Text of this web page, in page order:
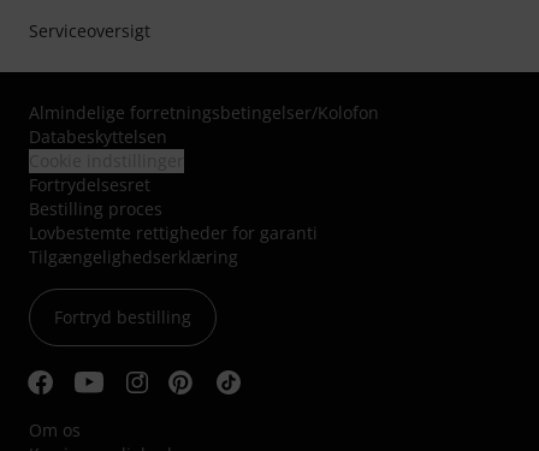
Serviceoversigt
Almindelige forretningsbetingelser/Kolofon
Databeskyttelsen
Fortrydelsesret
Bestilling proces
Lovbestemte rettigheder for garanti
Tilgængelighedserklæring
Fortryd bestilling
Om os